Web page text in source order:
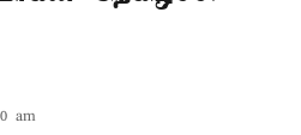
am